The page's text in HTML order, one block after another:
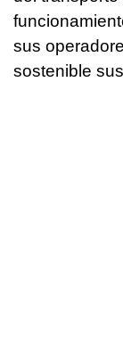
sus
sostenible